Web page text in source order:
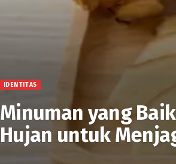
IDENTITAS
Minuman yang
Hujan untuk